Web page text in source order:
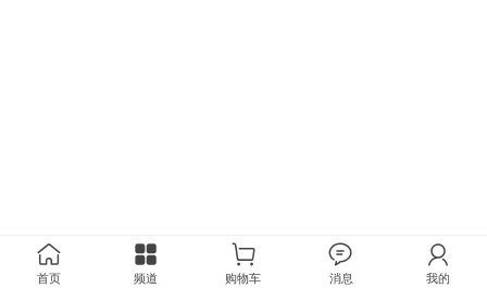
首页 频道 购物车 消息 我的